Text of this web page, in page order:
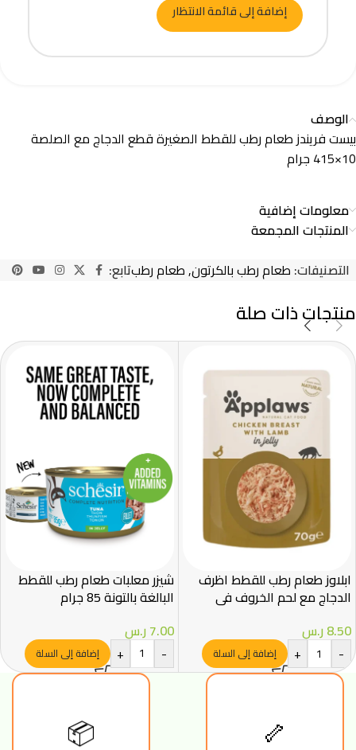
إضافة إلى قائمة الانتظار
الوصف
بيست فريندز طعام رطب للقطط الصغيرة قطع الدجاج مع الصلصة
10×415 جرام
معلومات إضافية
المنتجات المجمعة
التصنيفات: طعام رطب بالكرتون,طعام رطبتابع:
منتجات ذات صلة
ابلاوز طعام رطب للقطط اظرف
الدجاج مع لحم الخروف في
8.50ر.س
-
+ إضافة إلى السلة
شيزر معلبات طعام رطب للقطط
البالغة بالتونة 85 جرام
7.00ر.س
-
+ إضافة إلى السلة
🦴
📦